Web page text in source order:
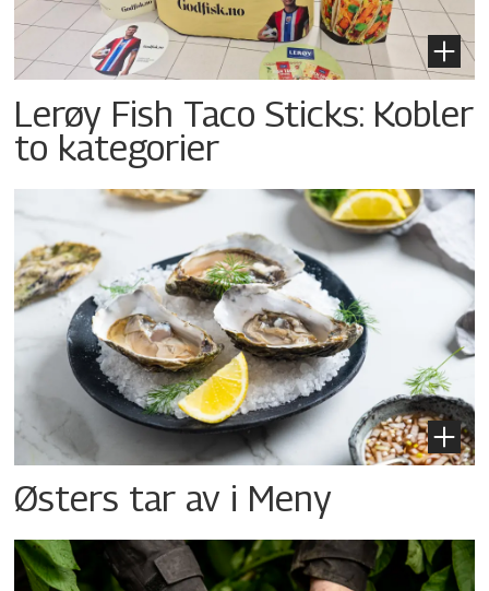
Lerøy Fish Taco Sticks: Kobler
to kategorier
Østers tar av i Meny